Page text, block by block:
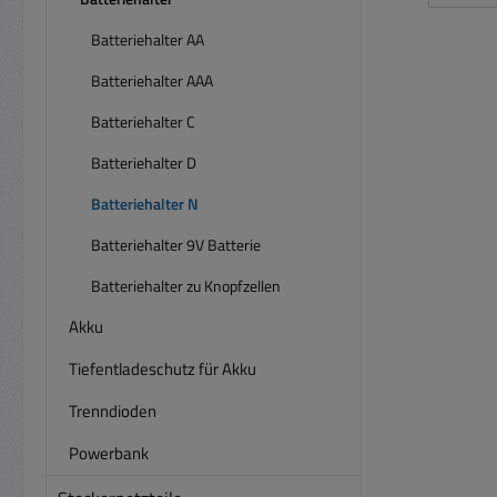
Batteriehalter AA
Batteriehalter AAA
Batteriehalter C
Batteriehalter D
Batteriehalter N
Batteriehalter 9V Batterie
Batteriehalter zu Knopfzellen
Akku
Tiefentladeschutz für Akku
Trenndioden
Powerbank